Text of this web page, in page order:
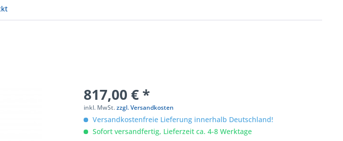
817,00 € *
inkl. MwSt.zzgl. Versandkosten
Versandkostenfreie Lieferung innerhalb Deutschland!
Sofort versandfertig, Lieferzeit ca. 4-8 Werktage